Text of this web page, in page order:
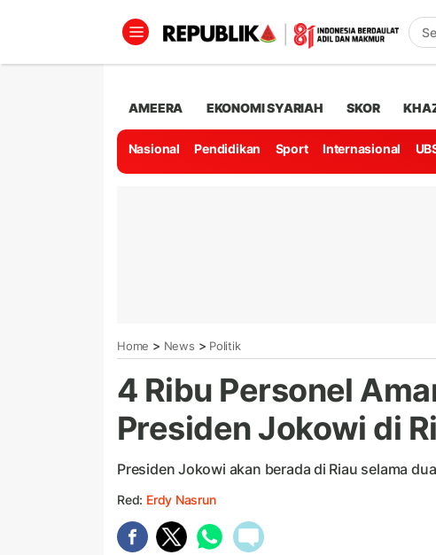
AMEERA EKONOMI SYARIAH SKOR
Nasional Pendidikan Sport Internasional
Home > News > Politik
4 Ribu Personel
Presiden Jokowi di
Presiden Jokowi akan berada di Riau selama
Red: Erdy Nasrun